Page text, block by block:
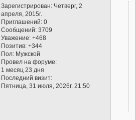
Зарегистрирован: Четверг, 2
апреля, 2015г.
Приглашений: 0
Сообщений: 3709
Уважение: +468
Позитив: +344
Пол: Мужской
Провел на форуме:
1 месяц 23 дня
Последний визит:
Пятница, 31 июля, 2026г. 21:50